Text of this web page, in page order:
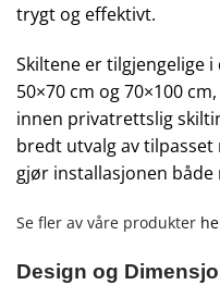
trygt og effektivt.
Skiltene er tilgjengelige i
50×70 cm og 70×100
innen privatrettslig
bredt utvalg av
gjør installasjonen både
Se fler av våre produkter
Design og